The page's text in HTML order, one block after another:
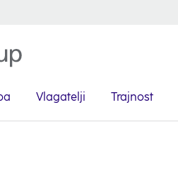
Vlagatelji Trajnost